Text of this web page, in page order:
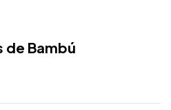
de Bambú